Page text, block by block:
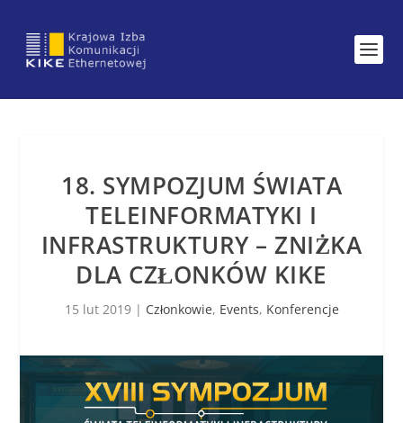
18. SYMPOZJUM ŚWIATA
TELEINFORMATYKI I
INFRASTRUKTURY – ZNIŻKA
DLA CZŁONKÓW KIKE
15 lut 2019| Członkowie, Events, Konferencje